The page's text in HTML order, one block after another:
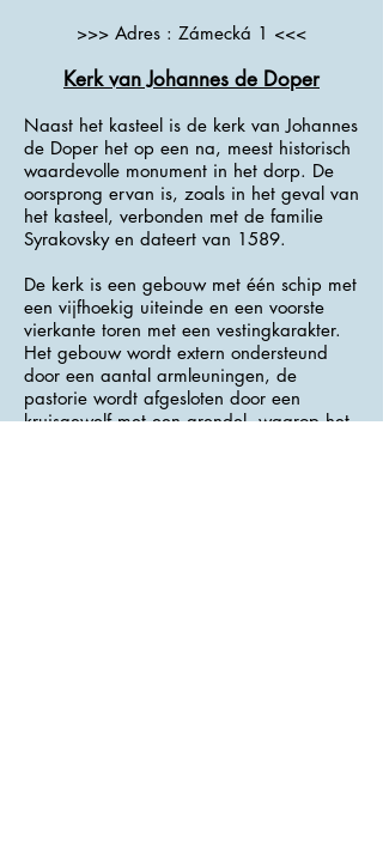
>>> Adres : Zámecká 1 <<<
Kerk van Johannes de Doper
Naast het kasteel is de kerk van Johannes
de Doper het op een na, meest historisch
waardevolle monument in het dorp. De
oorsprong ervan is, zoals in het geval van
het kasteel, verbonden met de familie
Syrakovsky en dateert van 1589.
De kerk is een gebouw met één schip met
een vijfhoekig uiteinde en een voorste
vierkante toren met een vestingkarakter.
Het gebouw wordt extern ondersteund
door een aantal armleuningen, de
pastorie wordt afgesloten door een
kruisgewelf met een grendel, waarop het